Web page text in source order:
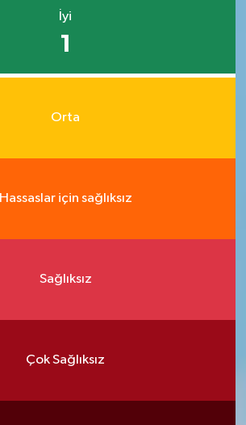
İyi
1
Orta
Hassaslar için sağlıksız
Sağlıksız
Çok Sağlıksız